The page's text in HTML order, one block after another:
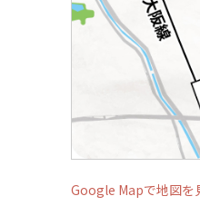
Google Mapで地図を